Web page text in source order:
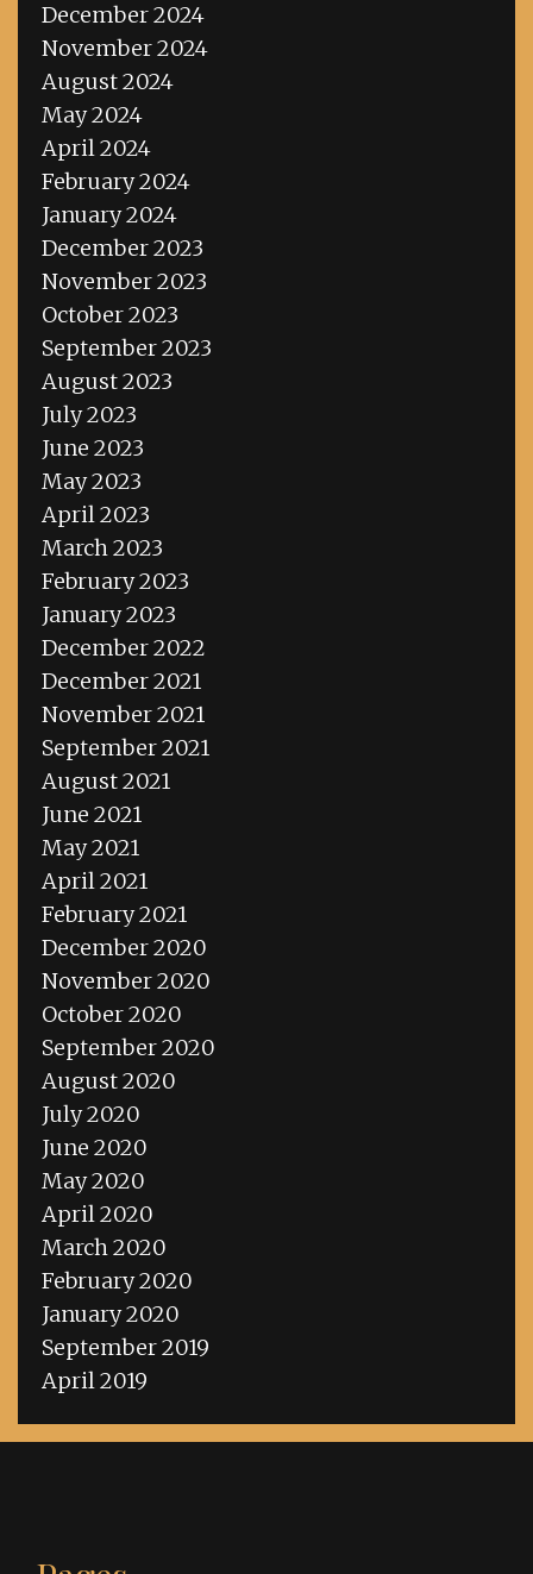
December 2024
November 2024
August 2024
May 2024
April 2024
February 2024
January 2024
December 2023
November 2023
October 2023
September 2023
August 2023
July 2023
June 2023
May 2023
April 2023
March 2023
February 2023
January 2023
December 2022
December 2021
November 2021
September 2021
August 2021
June 2021
May 2021
April 2021
February 2021
December 2020
November 2020
October 2020
September 2020
August 2020
July 2020
June 2020
May 2020
April 2020
March 2020
February 2020
January 2020
September 2019
April 2019